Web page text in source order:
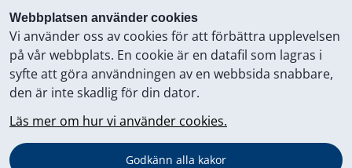
Webbplatsen använder cookies
Vi använder oss av cookies för att förbättra upplevelsen
på vår webbplats. En cookie är en datafil som lagras i
syfte att göra användningen av en webbsida snabbare,
den är inte skadlig för din dator.
Läs mer om hur vi använder cookies.
Godkänn alla kakor